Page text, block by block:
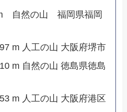
自然の山 福岡県福岡
m 人工の山 大阪府堺市
m 自然の山 徳島県徳島
m 人工の山 大阪府港区